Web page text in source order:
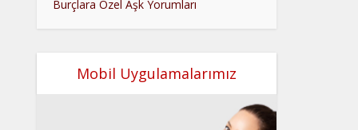
Burçlara Özel Aşk Yorumları
Mobil Uygulamalarımız